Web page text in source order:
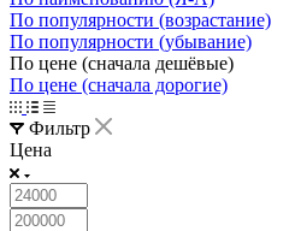
По популярности (возрастание)
По популярности (убывание)
По цене (сначала дешёвые)
По цене (сначала дорогие)
Фильтр
Цена